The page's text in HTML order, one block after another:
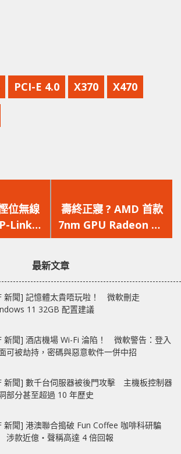
PCI-E 4.0 X370 X470
位無線
Link
睇隨時
一
篇
文
壽終正寢 ? AMD 首款
7nm GPU Radeon VII
業績不給力進入停產階
最新文章
新聞] 記憶體太貴唔玩啦！ 微軟刪走
11 32GB 配置建議
新聞] 酒店機場 Wi-Fi 淪陷！ 微軟警告：登入
可被劫持，密碼與惡意軟件一併中招
新聞] 數千台伺服器被後門攻擊 主機板控制器
部分甚至超過 10 年歷史
新聞] 港澳聯合搗破 Fun Coffee 咖啡科研騙
款近億‧聲稱高達 4 倍回報